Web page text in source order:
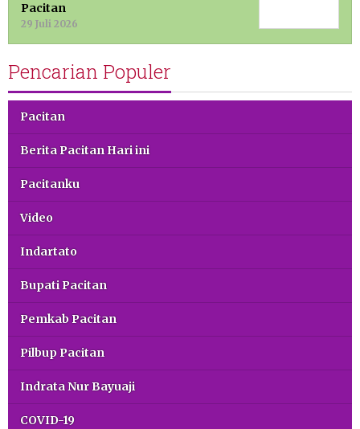
Pacitan
29 Juli 2026
Pencarian Populer
Pacitan
Berita Pacitan Hari ini
Pacitanku
Video
Indartato
Bupati Pacitan
Pemkab Pacitan
Pilbup Pacitan
Indrata Nur Bayuaji
COVID-19